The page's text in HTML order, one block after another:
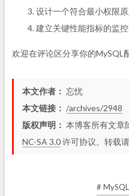
设计一个符合最小权限
建立关键性能指标的监
欢迎在评论区分享你的MySQL
本文作者： 忘忧
本文链接： /archives/2948
版权声明： 本博客所有文章
NC-SA 3.0许可协议。转载
# MySQL